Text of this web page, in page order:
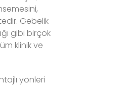
Gebelik
gibi birçok
klinik ve
yönleri